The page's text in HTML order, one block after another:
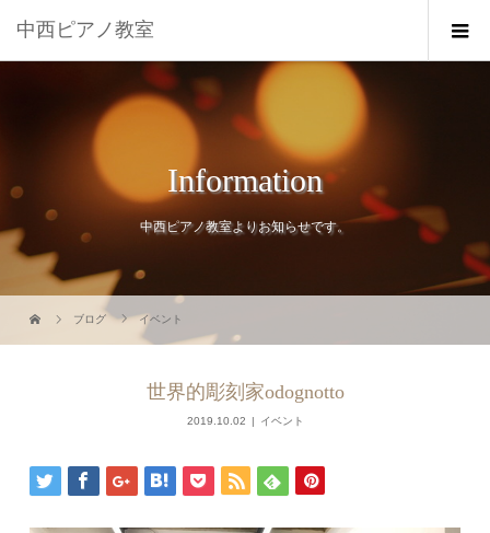
中西ピアノ教室
Information
中西ピアノ教室よりお知らせです。
ブログ イベント
世界的彫刻家odognotto
2019.10.02 イベント